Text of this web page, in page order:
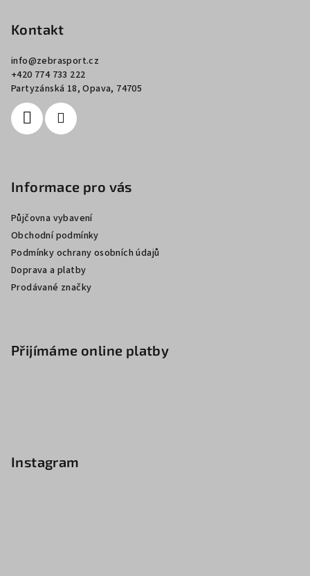
Kontakt
info@zebrasport.cz
+420 774 733 222
Partyzánská 18, Opava, 74705
Informace pro vás
Půjčovna vybavení
Obchodní podmínky
Podmínky ochrany osobních údajů
Doprava a platby
Prodávané značky
Přijímáme online platby
Instagram